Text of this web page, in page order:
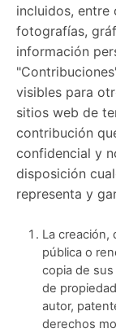
incluidos, entre
fotografías,
información
visibles para
sitios web de
contribución
confidencial y
disposición
representa y
La creación,
pública o
copia de
de
autor,
derechos